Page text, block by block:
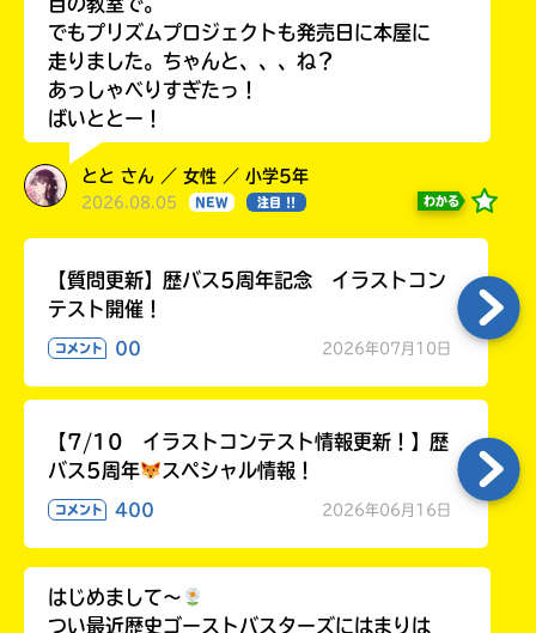
目の教室で。
でもプリズムプロジェクトも発売日に本屋に
走りました。ちゃんと、、、ね？
あっしゃべりすぎたっ！
ばいととー！
とと さん ／ 女性 ／ 小学5年
2026.08.05 NEW 注目 !! わかる
【質問更新】歴バス5周年記念 イラストコン
テスト開催！
コメント 00 2026年07月10日
【7/10 イラストコンテスト情報更新！】歴
バス5周年
スペシャル情報！
コメント 400 2026年06月16日
はじめまして〜
つい最近歴史ゴーストバスターズにはまりは